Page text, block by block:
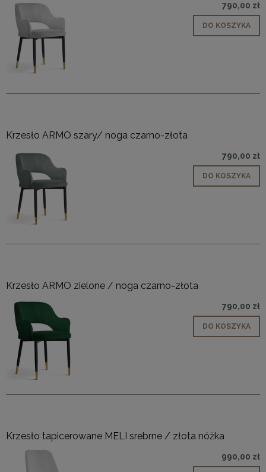
790,00 zł
DO KOSZYKA
Krzesło ARMO szary/ noga czarno-złota
790,00 zł
DO KOSZYKA
Krzesło ARMO zielone / noga czarno-złota
790,00 zł
DO KOSZYKA
Krzesło tapicerowane MELI srebrne / złota nóżka
990,00 zł